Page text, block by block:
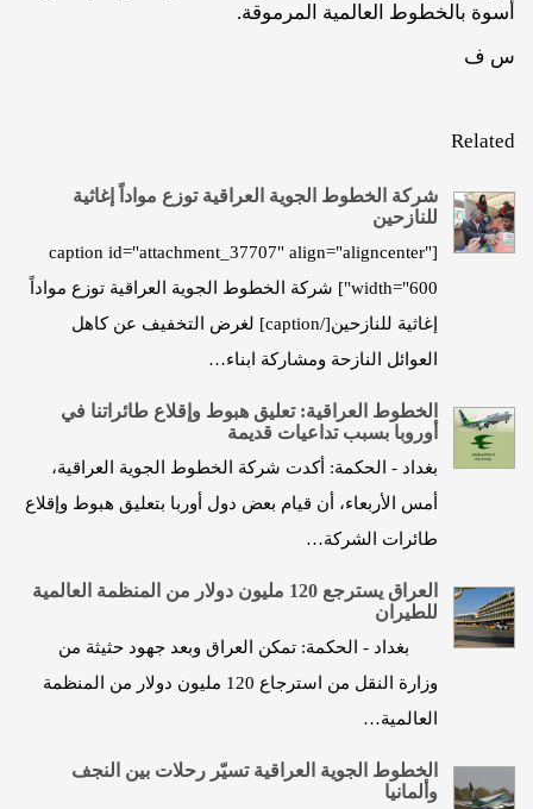
أسوة بالخطوط العالمية المرموقة.
س ف
Related
شركة الخطوط الجوية العراقية توزع مواداً إغاثية
للنازحين
[caption id="attachment_37707" align="aligncenter"
width="600"] شركة الخطوط الجوية العراقية توزع مواداً
إغاثية للنازحين[/caption] لغرض التخفيف عن كاهل
العوائل النازحة ومشاركة ابناء…
الخطوط العراقية: تعليق هبوط وإقلاع طائراتنا في
أوروبا بسبب تداعيات قديمة
بغداد - الحكمة: أكدت شركة الخطوط الجوية العراقية،
أمس الأربعاء، أن قيام بعض دول أوربا بتعليق هبوط وإقلاع
طائرات الشركة…
العراق يسترجع 120 مليون دولار من المنظمة العالمية
للطيران
بغداد - الحكمة: تمكن العراق وبعد جهود حثيثة من
وزارة النقل من استرجاع 120 مليون دولار من المنظمة
العالمية…
الخطوط الجوية العراقية تسيّر رحلات بين النجف
وألمانيا